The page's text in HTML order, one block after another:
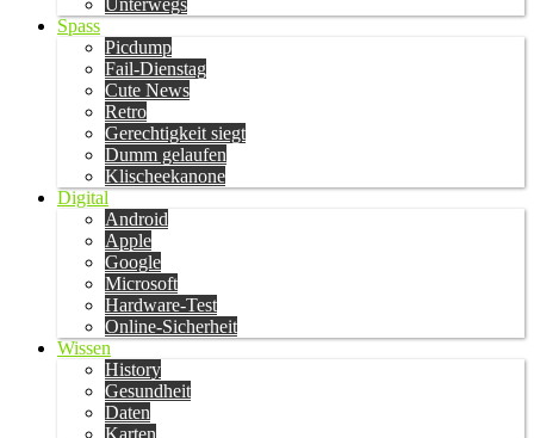
Unterwegs
Spass
Picdump
Fail-Dienstag
Cute News
Retro
Gerechtigkeit siegt
Dumm gelaufen
Klischeekanone
Digital
Android
Apple
Google
Microsoft
Hardware-Test
Online-Sicherheit
Wissen
History
Gesundheit
Daten
Karten